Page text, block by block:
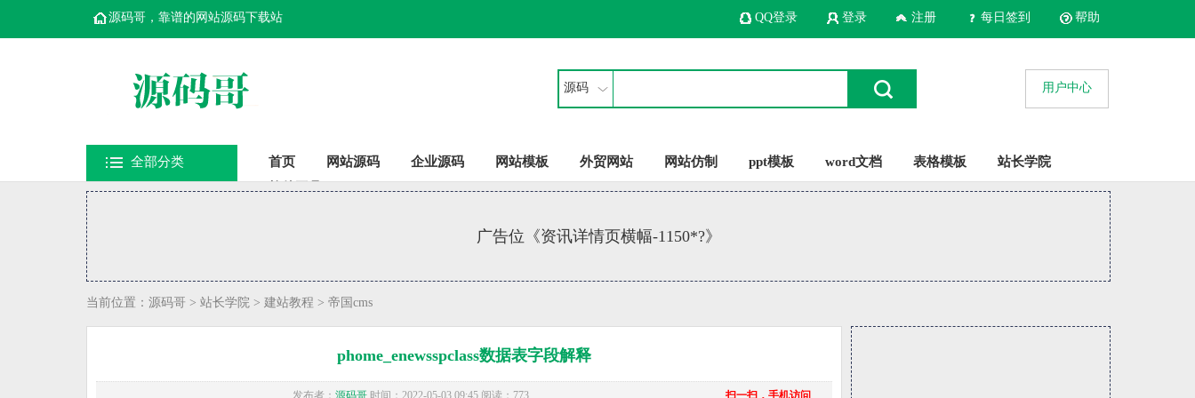
源码哥，靠谱的网站源码下载站 帮助
每日签到
注册
登录
QQ登录
源码 用户中心
全部分类 首页 网站源码 企业源码 网站模板 外贸网站 网站仿制 ppt模板 word文档 表格模板
站长学院
广告位《资讯详情页横幅-1150*?》
当前位置： 源码哥 > 站长学院 > 建站教程 > 帝国cms
phome_enewsspclass数据表字段解释
发布者： 源码哥 时间：2022-05-03 09:45 阅读：773 扫一扫，手机访问